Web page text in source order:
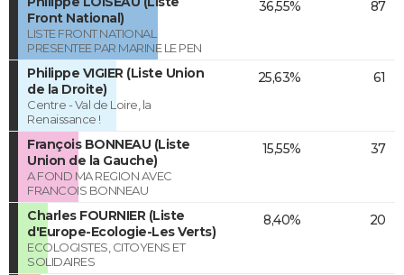
Front National)
LISTE FRONT NATIONAL
PRESENTEE PAR MARINE LE PEN
36,55% 87
Philippe VIGIER (Liste Union
de la Droite)
Centre - Val de Loire, la
Renaissance !
25,63% 61
François BONNEAU (Liste
Union de la Gauche)
A FOND MA REGION AVEC
FRANCOIS BONNEAU
15,55% 37
Charles FOURNIER (Liste
d'Europe-Ecologie-Les Verts)
ECOLOGISTES, CITOYENS ET
SOLIDAIRES
8,40% 20